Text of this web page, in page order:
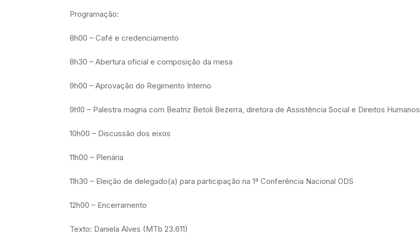
Programação:
8h00 – Café e credenciamento
8h30 – Abertura oficial e composição da mesa
9h00 – Aprovação do Regimento Interno
9h10 – Palestra magna com Beatriz Betoli Bezerra, diretora de Assistência Social e Direitos Humanos
10h00 – Discussão dos eixos
11h00 – Plenária
11h30 – Eleição de delegado(a) para participação na 1ª Conferência Nacional ODS
12h00 – Encerramento
Texto: Daniela Alves (MTb 23.611)